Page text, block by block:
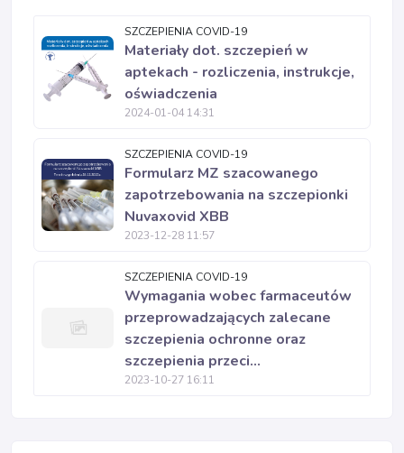
SZCZEPIENIA COVID-19
Materiały dot. szczepień w
aptekach - rozliczenia, instrukcje,
oświadczenia
2024-01-04 14:31
SZCZEPIENIA COVID-19
Formularz MZ szacowanego
zapotrzebowania na szczepionki
Nuvaxovid XBB
2023-12-28 11:57
SZCZEPIENIA COVID-19
Wymagania wobec farmaceutów
przeprowadzających zalecane
szczepienia ochronne oraz
szczepienia przeci...
2023-10-27 16:11